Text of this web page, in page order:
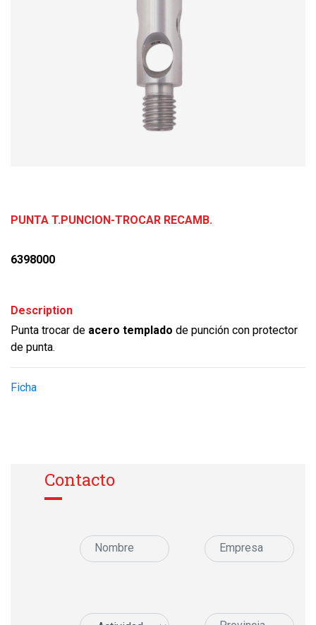
PUNTA T.PUNCION-TROCAR RECAMB.
6398000
Description
Punta trocar de acero templado de punción con protector
de punta.
Ficha
Contacto